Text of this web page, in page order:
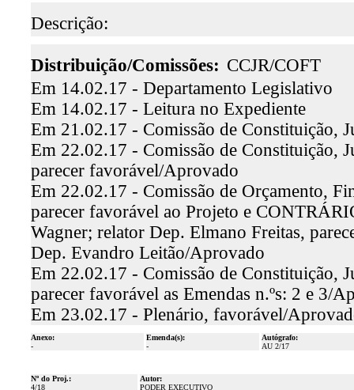
Descrição:
Distribuição/Comissões: CCJR/COFT
Em 14.02.17 - Departamento Legislativo
Em 14.02.17 - Leitura no Expediente
Em 21.02.17 - Comissão de Constituição,
Em 22.02.17 - Comissão de Constituição,
parecer favorável/Aprovado
Em 22.02.17 - Comissão de Orçamento,
parecer favorável ao Projeto e
Wagner; relator Dep. Elmano Freitas,
Dep. Evandro Leitão/Aprovado
Em 22.02.17 - Comissão de Constituição,
parecer favorável as Emendas n.ºs: 2 e 3/
Em 23.02.17 - Plenário, favorável/
Anexo:
-
Emenda(s):
-
Autógrafo:
AU 2/17
Nº do Proj.:
4/18
Autor:
PODER EXECUTIVO